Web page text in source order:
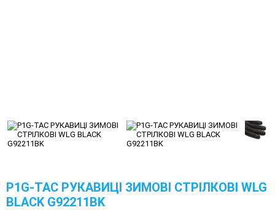
P1G-TAC РУКАВИЦІ ЗИМОВІ СТРІЛКОВІ WLG
BLACK G92211BK